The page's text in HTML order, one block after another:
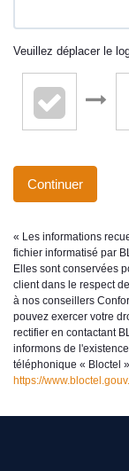
Veuillez déplacer le
Continuer
« Les informations
fichier informatisé par
Elles sont conservées
client dans le respect
à nos conseillers
pouvez exercer votre
rectifier en contactant
informons de
téléphonique « Bloctel
https://